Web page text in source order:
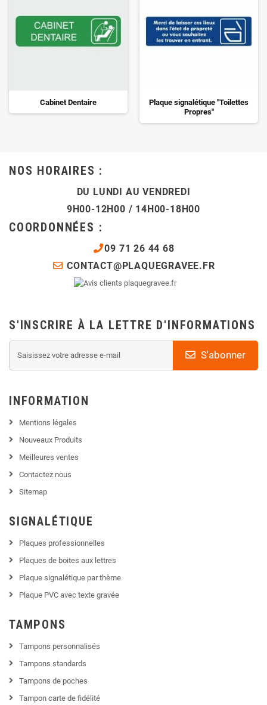
Cabinet Dentaire
Plaque signalétique "Toilettes
Propres"
NOS HORAIRES :
DU LUNDI AU VENDREDI
9H00-12H00 / 14H00-18H00
COORDONNÉES :
09 71 26 44 68
CONTACT@PLAQUEGRAVEE.FR
S'INSCRIRE À LA LETTRE D'INFORMATIONS
S'abonner
INFORMATION
Mentions légales
Nouveaux Produits
Meilleures ventes
Contactez nous
Sitemap
SIGNALÉTIQUE
Plaques professionnelles
Plaques de boites aux lettres
Plaque signalétique par thème
Plaque PVC avec texte gravée
TAMPONS
Tampons personnalisés
Tampons standards
Tampons de poches
Tampon carte de fidélité